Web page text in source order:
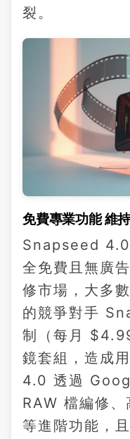
裂。
免費專業功能 維
Snapseed 4.0
全免費且無廣
修市場，大多
的競爭對手
制（每月
鏡套組，造成
4.0 透過
RAW 檔編修、
等進階功能，